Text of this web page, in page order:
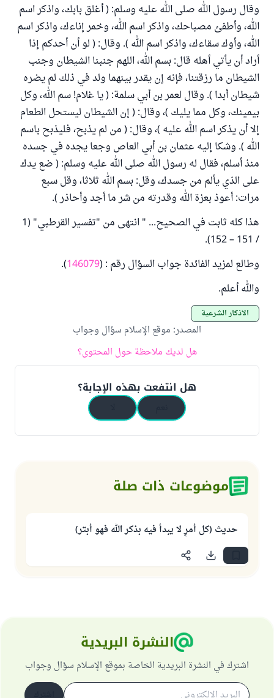
وقال رسول الله صلى الله عليه وسلم: ( أغلق بابك، واذكر اسم
الله، وأطفئ مصباحك، واذكر اسم الله، وخمر إناءك، واذكر اسم
الله، وأوك سقاءك، واذكر اسم الله ). وقال: ( لو أن أحدكم إذا
أراد أن يأتي أهله قال: بسم الله، اللهم جنبنا الشيطان وجنب
الشيطان ما رزقتنا، فإنه إن يقدر بينهما ولد في ذلك لم يضره
شيطان أبدا ). وقال لعمر بن أبي سلمة: ( يا غلام! سم الله، وكل
بيمينك، وكل مما يليك )، وقال: ( إن الشيطان ليستحل الطعام
إلا أن يذكر اسم الله عليه )، وقال: ( من لم يذبح، فليذبح باسم
الله ). وشكا إليه عثمان بن أبي العاص وجعا يجده في جسده
منذ أسلم، فقال له رسول الله صلى الله عليه وسلم: ( ضع يدك
على الذي يألم من جسدك، وقل: بسم الله ثلاثا، وقل سبع
مرات: أعوذ بعزة الله وقدرته من شر ما أجد وأحاذر ).
هذا كله ثابت في الصحيح... " انتهى من "تفسير القرطبي" (1
/ 151 – 152).
وطالع لمزيد الفائدة جواب السؤال رقم : (146079
).
والله أعلم.
الأذكار الشرعية
المصدر: موقع الإسلام سؤال وجواب
هل لديك ملاحظة حول المحتوى؟
هل انتفعت بهذه الإجابة؟
موضوعات ذات صلة
حديث (كل أمرٍ لا يبدأ فيه بذكر الله فهو أبتر)
النشرة البريدية
اشترك في النشرة البريدية الخاصة بموقع الإسلام سؤال وجواب